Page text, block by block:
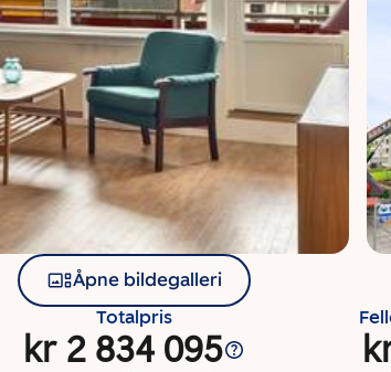
Åpne bildegalleri
Totalpris
kr 2 834 095